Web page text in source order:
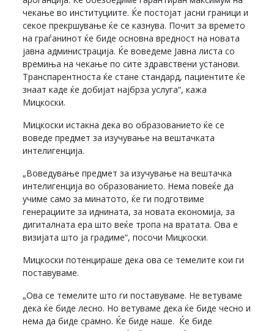
чекање во институциите. Ќе постојат јасни граници и
секое прекршување ќе се казнува. Почит за времето
на граѓанинот ќе биде основна вредност на новата
јавна администрација. Ќе воведеме Јавна листа со
времиња на чекање по сите здравствени установи.
Транспарентноста ќе стане стандард, пациентите ќе
знаат каде ќе добијат најбрза услуга“, кажа
Мицкоски.
Мицкоски истакна дека во образованието ќе се
воведе предмет за изучување на вештачката
интелигенција.
„Воведување предмет за изучување на вештачка
интелигенција во образованието. Нема повеќе да
учиме само за минатото, ќе ги подготвиме
генерациите за иднината, за новата економија, за
дигиталната ера што веќе тропа на вратата. Ова е
визијата што ја градиме“, посочи Мицкоски.
Мицкоски потенцираше дека ова се темелите кои ги
поставуваме.
„Ова се темелите што ги поставуваме. Не ветуваме
дека ќе биде лесно. Но ветуваме дека ќе биде чесно и
нема да биде срамно. Ќе биде наше. Ќе биде